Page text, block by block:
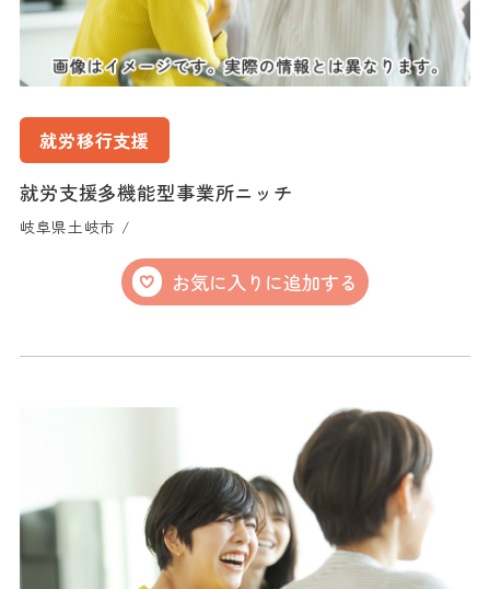
就労移行支援
就労支援多機能型事業所ニッチ
岐阜県土岐市 /
お気に入りに追加する